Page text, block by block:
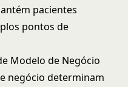
pacientes
pontos de
Modelo de Negócio
negócio determinam